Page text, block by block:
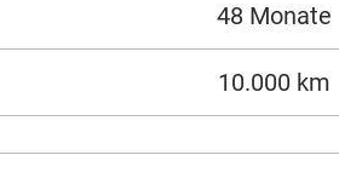
48 Monate
10.000 km